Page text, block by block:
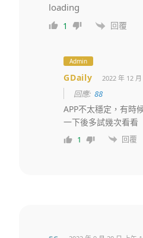
loading
1 回覆
Admin
GDaily 2022 年 12
回應:88
APP不太穩定，有時
一下後多試幾次看看
1 回覆